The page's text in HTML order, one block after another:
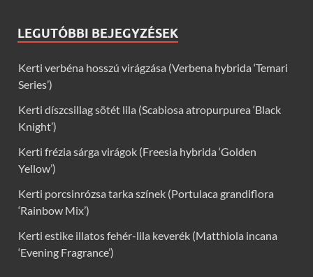
LEGUTÓBBI BEJEGYZÉSEK
Kerti verbéna hosszú virágzása (Verbena hybrida ‘Temari
Series’)
Kerti díszcsillag sötét lila (Scabiosa atropurpurea ‘Black
Knight’)
Kerti frézia sárga virágok (Freesia hybrida ‘Golden
Yellow’)
Kerti porcsinrózsa tarka színek (Portulaca grandiflora
‘Rainbow Mix’)
Kerti estike illatos fehér-lila keverék (Matthiola incana
‘Evening Fragrance’)